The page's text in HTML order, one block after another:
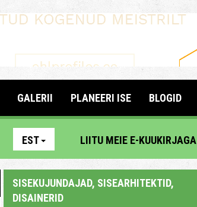
GALERII PLANEERI ISE BLOGID
EST LIITU MEIE E-KUUKIRJAGA
SISEKUJUNDAJAD, SISEARHITEKTID,
DISAINERID